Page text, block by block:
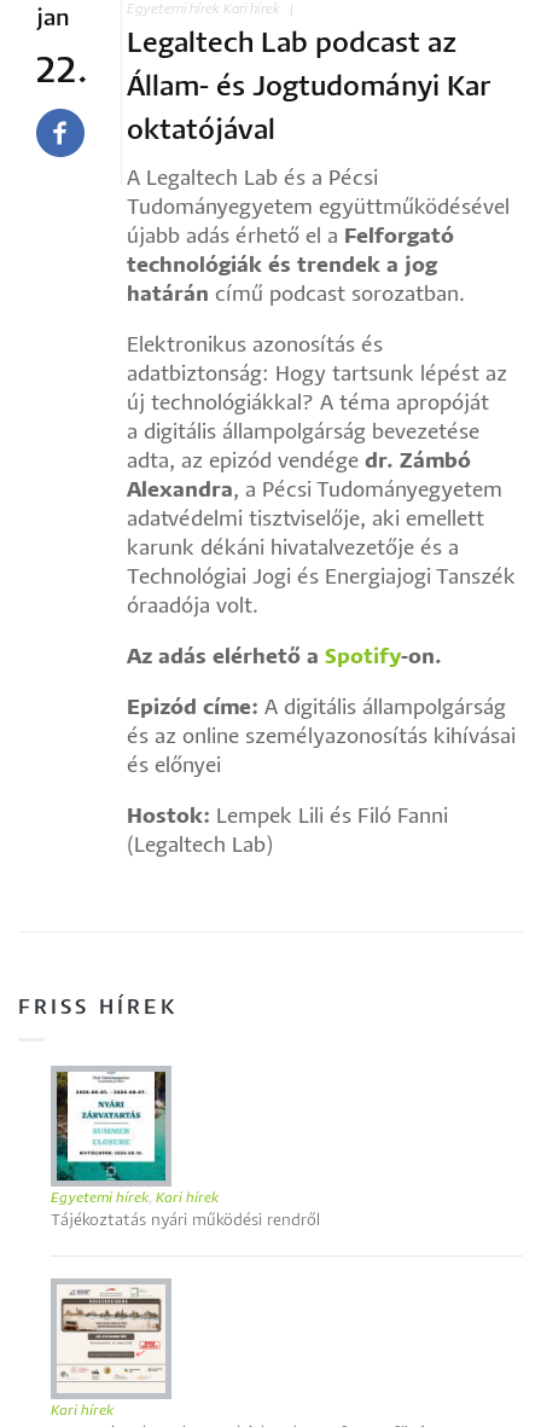
jan
22.
Egyetemi hírek Kari hírek
Legaltech Lab podcast az
Állam- és Jogtudományi Kar
oktatójával
A Legaltech Lab és a Pécsi
Tudományegyetem együttműködésével
újabb adás érhető el a Felforgató
technológiák és trendek a jog
határán című podcast sorozatban.
Elektronikus azonosítás és
adatbiztonság: Hogy tartsunk lépést az
új technológiákkal? A téma apropóját
a digitális állampolgárság bevezetése
adta, az epizód vendége dr. Zámbó
Alexandra, a Pécsi Tudományegyetem
adatvédelmi tisztviselője, aki emellett
karunk dékáni hivatalvezetője és a
Technológiai Jogi és Energiajogi Tanszék
óraadója volt.
Az adás elérhető a Spotify-on.
Epizód címe: A digitális állampolgárság
és az online személyazonosítás kihívásai
és előnyei
Hostok: Lempek Lili és Filó Fanni
(Legaltech Lab)
FRISS HÍREK
Egyetemi hírek, Kari hírek
Tájékoztatás nyári működési rendről
Kari hírek